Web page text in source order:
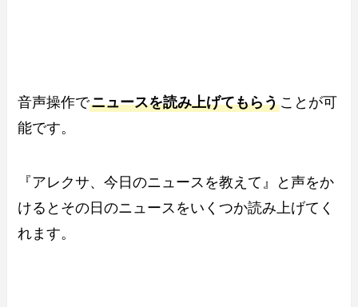
音声操作でニュースを読み上げてもらうことが可
能です。
『アレクサ、今日のニュースを教えて』と声をか
けるとその日のニュースをいくつか読み上げてく
れます。